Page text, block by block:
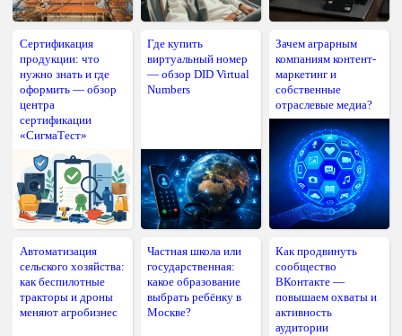
Сертификация
продукции: что
нужно знать и где
оформить — обзор
центра
сертификации
«СигмаТест»
Где купить
виртуальный номер
— обзор DID Virtual
Numbers
Зачем аграрным
компаниям контент-
маркетинг и
собственные
отраслевые медиа?
Автоматизация
сельского хозяйства:
как беспилотные
тракторы и дроны
меняют агробизнес
Частная школа или
государственная:
какое образование
выбрать ребёнку в
Москве?
Как продвинуть
сообщество
ВКонтакте —
повышаем охваты и
активность
аудитории